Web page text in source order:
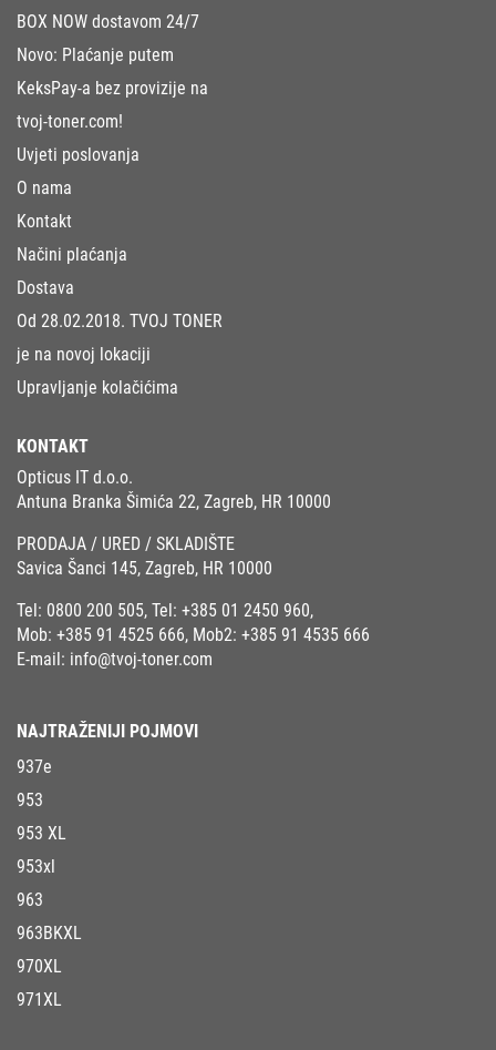
BOX NOW dostavom 24/7
Novo: Plaćanje putem
KeksPay-a bez provizije na
tvoj-toner.com!
Uvjeti poslovanja
O nama
Kontakt
Načini plaćanja
Dostava
Od 28.02.2018. TVOJ TONER
je na novoj lokaciji
Upravljanje kolačićima
KONTAKT
Opticus IT d.o.o.
Antuna Branka Šimića 22, Zagreb, HR 10000
PRODAJA / URED / SKLADIŠTE
Savica Šanci 145, Zagreb, HR 10000
Tel: 0800 200 505, Tel: +385 01 2450 960,
Mob: +385 91 4525 666, Mob2: +385 91 4535 666
E-mail: info@tvoj-toner.com
NAJTRAŽENIJI POJMOVI
937e
953
953 XL
953xl
963
963BKXL
970XL
971XL